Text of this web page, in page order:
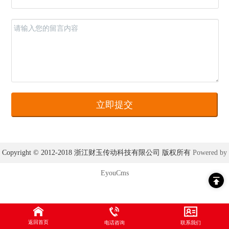
Copyright © 2012-2018 浙江财玉传动科技有限公司 版权所有 Powered by
EyouCms
返回首页 电话咨询 联系我们